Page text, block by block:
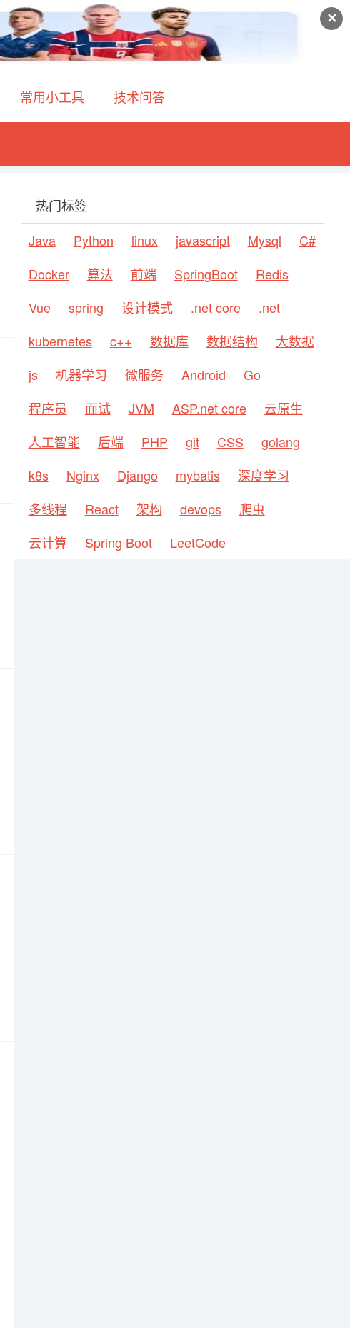
✕
常用小工具 技术问答
热门标签
Java
Python linux javascript Mysql
C#
Docker
算法 前端 SpringBoot
Redis
Vue
spring 设计模式 .net core
.net
kubernetes
c++ 数据库 数据结构
大数据
js
机器学习 微服务 Android
Go
程序员
面试 JVM ASP.net core
云原生
人工智能
后端 PHP git CSS
golang
k8s
Nginx Django mybatis
深度学习
多线程
React 架构 devops
爬虫
云计算
Spring Boot LeetCode